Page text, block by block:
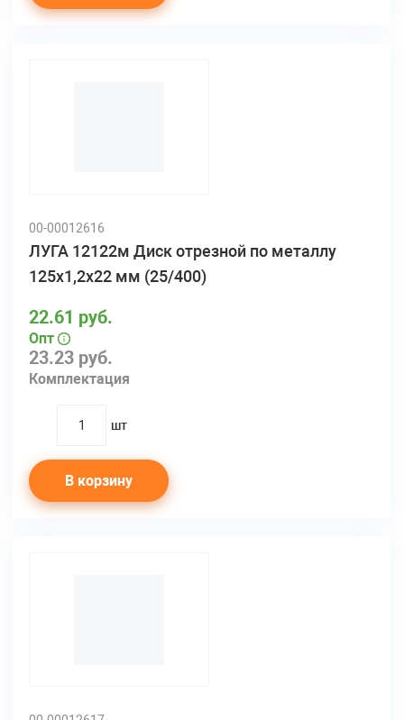
00-00012616
ЛУГА 12122м Диск отрезной по металлу
125х1,2х22 мм (25/400)
23.23 руб.
Комплектация
22.61 руб.
Опт
quantity
шт
В корзину